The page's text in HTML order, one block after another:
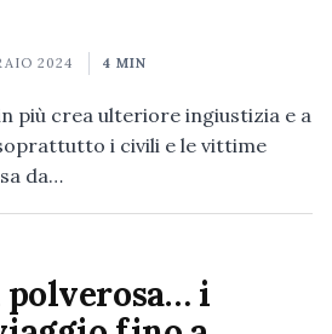
2024 4 MIN
più crea ulteriore ingiustizia e a
i civili e le vittime
da…
polverosa… i